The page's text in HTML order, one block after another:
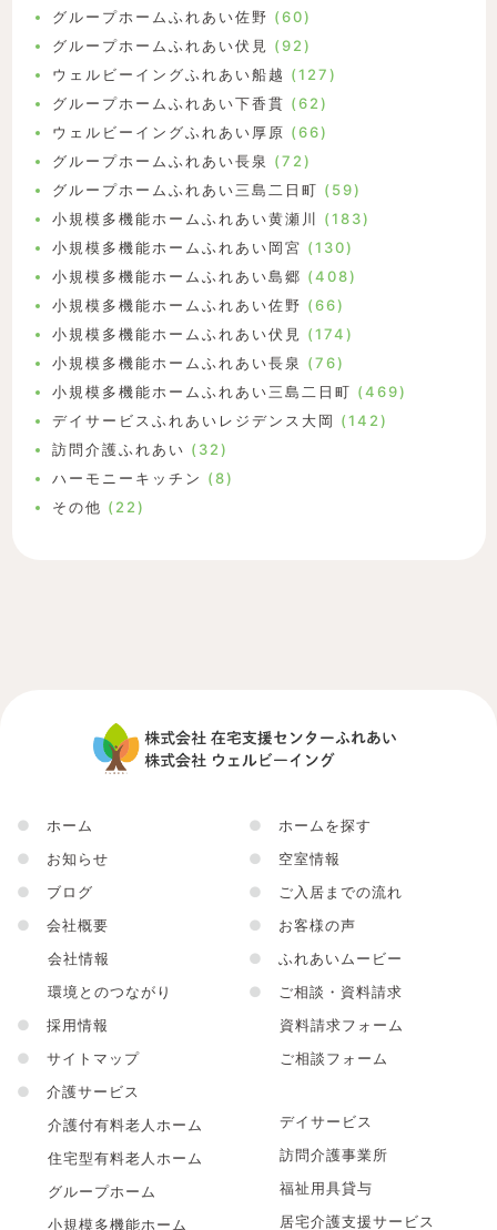
グループホームふれあい佐野 (60)
グループホームふれあい伏見
(92)
ウェルビーイングふれあい船越 (127)
グループホームふれあい下香貫 (62)
ウェルビーイングふれあい厚原 (66)
グループホームふれあい長泉 (72)
グループホームふれあい三島二日町 (59)
小規模多機能ホームふれあい黄瀬川
(183)
小規模多機能ホームふれあい岡宮 (130)
小規模多機能ホームふれあい島郷 (408)
小規模多機能ホームふれあい佐野 (66)
小規模多機能ホームふれあい伏見
(174)
小規模多機能ホームふれあい長泉 (76)
小規模多機能ホームふれあい三島二日町 (469)
デイサービスふれあいレジデンス大岡 (142)
訪問介護ふれあい (32)
ハーモニーキッチン (8)
その他 (22)
●
ホーム
●
お知らせ
●
ブログ
●
会社概要
会社情報
環境とのつながり
●
採用情報
●
サイトマップ
●
介護サービス
介護付有料老人ホーム
住宅型有料老人ホーム
グループホーム
小規模多機能ホーム
●
ホームを探す
●
空室情報
●
ご入居までの流れ
●
お客様の声
●
ふれあいムービー
●
ご相談・資料請求
資料請求フォーム
ご相談フォーム
デイサービス
訪問介護事業所
福祉用具貸与
居宅介護支援サービス